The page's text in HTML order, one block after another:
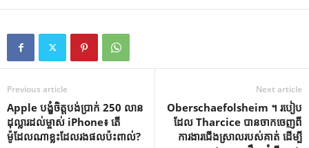
Previous article
Apple បង្ខំចិត្តបង់ប្រាក់ 250 លាន
ដុល្លារដល់ម្ចាស់ iPhone៖ តើ
ម៉ូដែលណាខ្លះដែលរងផលប៉ះពាល់?
Next article
Oberschaefolsheim ។ របៀប
ដែល Tharcice បានចាកចេញពី
ការងារជើងស្រាលរបស់គាត់ ដើម្បី